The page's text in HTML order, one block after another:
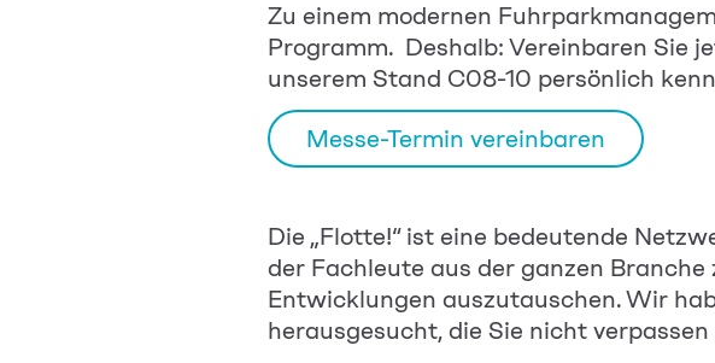
Zu einem modernen
Programm. Deshalb: Vereinbaren Sie
unserem Stand C08-10 persönlich
Messe-Termin vereinbaren
Die „Flotte!“ ist eine bedeutende
der Fachleute aus der ganzen
Entwicklungen auszutauschen. Wir
herausgesucht, die Sie nicht verpassen